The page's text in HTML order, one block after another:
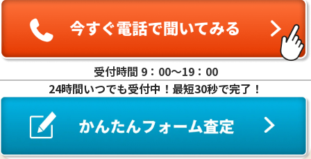
受付時間 9：00〜19：00
24時間いつでも受付中！最短30秒で完了！